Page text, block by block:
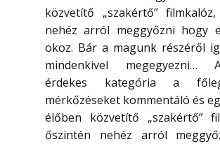
közvetítő „szakértő”
nehéz arról meggyőzni hogy
okoz. Bár a magunk részéről
mindenkivel megegyezni…
érdekes kategória a
mérkőzéseket kommentáló és
élőben közvetítő „szakértő”
őszintén nehéz arról